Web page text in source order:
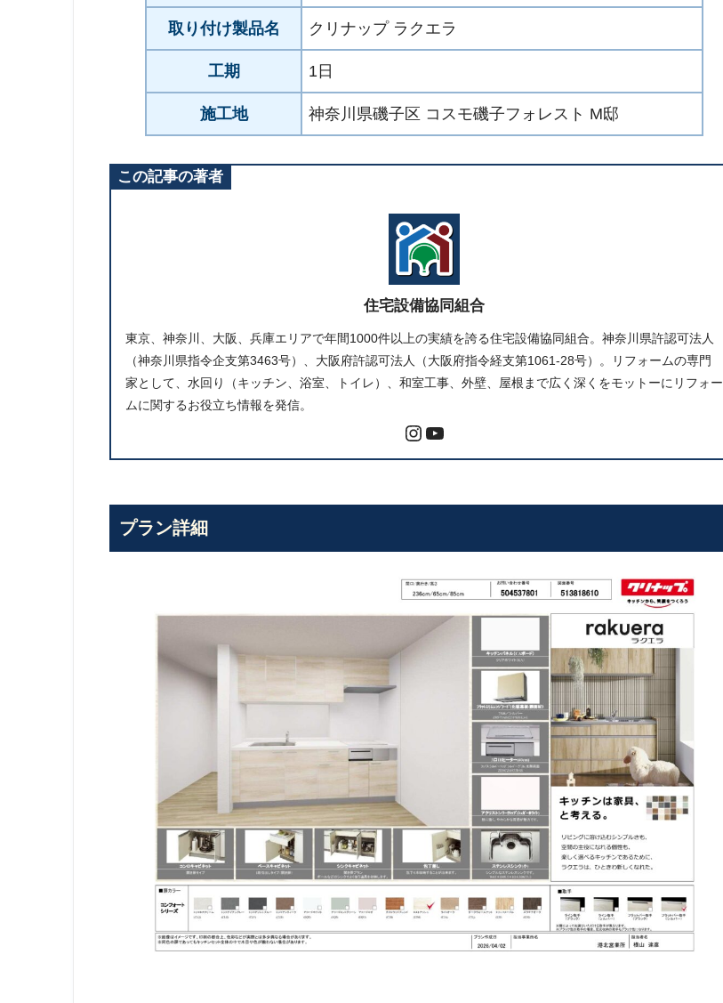
取り付け製品名 クリナップ ラクエラ
工期 1日
施工地 神奈川県磯子区 コスモ磯子フォレスト M邸
この記事の著者
住宅設備協同組合
東京、神奈川、大阪、兵庫エリアで年間1000件以上の実績を誇る住宅設備協同組合。神奈川県許認可法人
（神奈川県指令企支第3463号）、大阪府許認可法人（大阪府指令経支第1061-28号）。リフォームの専門
家として、水回り（キッチン、浴室、トイレ）、和室工事、外壁、屋根まで広く深くをモットーにリフォー
ムに関するお役立ち情報を発信。
プラン詳細